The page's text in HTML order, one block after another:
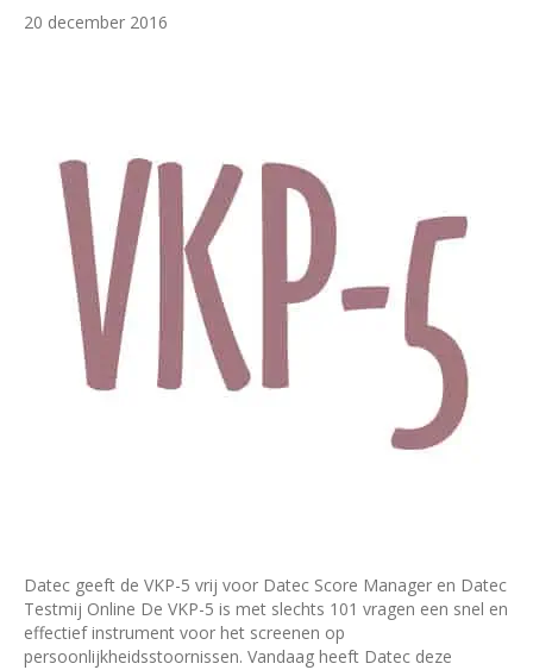
20 december 2016
Datec geeft de VKP-5 vrij voor Datec Score Manager en Datec
Testmij Online De VKP-5 is met slechts 101 vragen een snel en
effectief instrument voor het screenen op
persoonlijkheidsstoornissen. Vandaag heeft Datec deze